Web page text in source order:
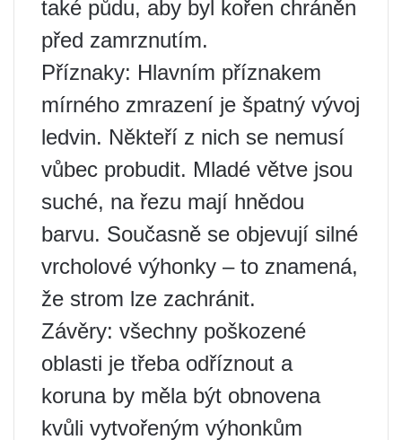
také půdu, aby byl kořen chráněn
před zamrznutím.
Příznaky: Hlavním příznakem
mírného zmrazení je špatný vývoj
ledvin. Někteří z nich se nemusí
vůbec probudit. Mladé větve jsou
suché, na řezu mají hnědou
barvu. Současně se objevují silné
vrcholové výhonky – to znamená,
že strom lze zachránit.
Závěry: všechny poškozené
oblasti je třeba odříznout a
koruna by měla být obnovena
kvůli vytvořeným výhonkům